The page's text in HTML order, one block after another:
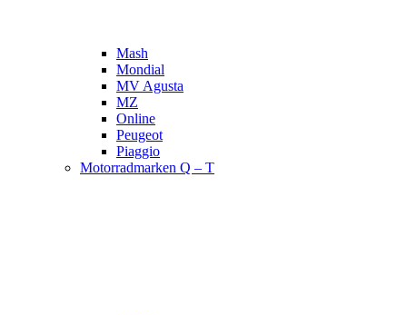
Mash
Mondial
MV Agusta
MZ
Online
Peugeot
Piaggio
Motorradmarken Q – T